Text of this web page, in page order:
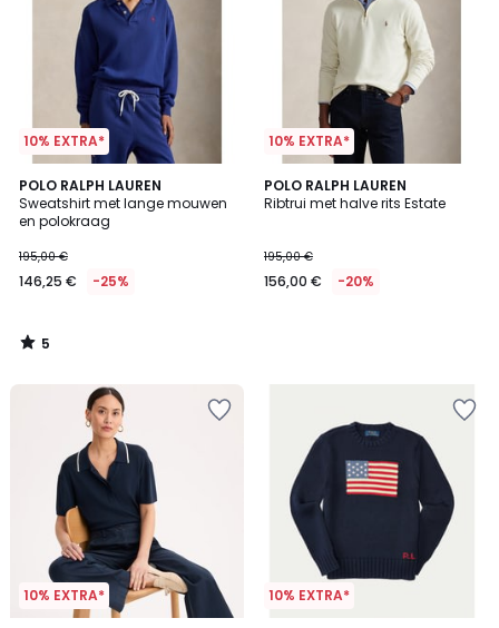
10% EXTRA*
POLO RALPH LAUREN
Sweatshirt met lange mouwen
en polokraag
195,00 €
146,25 € -25%
5
/
5
5
/
10% EXTRA*
POLO RALPH LAUREN
Ribtrui met halve rits Estate
195,00 €
156,00 € -20%
10% EXTRA* 10% EXTRA*